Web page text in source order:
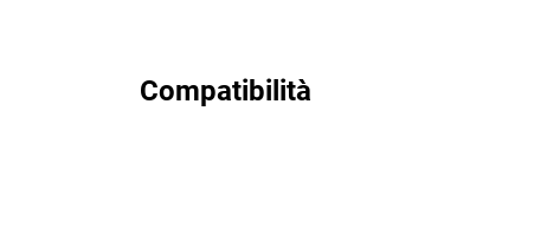
Compatibilità